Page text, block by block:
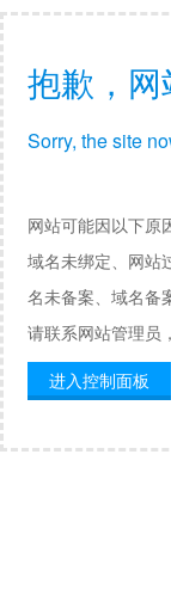
抱歉，
Sorry, the site
网站可能因以下原
域名未绑定、网站
名未备案、域名备
请联系网站管理员
进入控制面板